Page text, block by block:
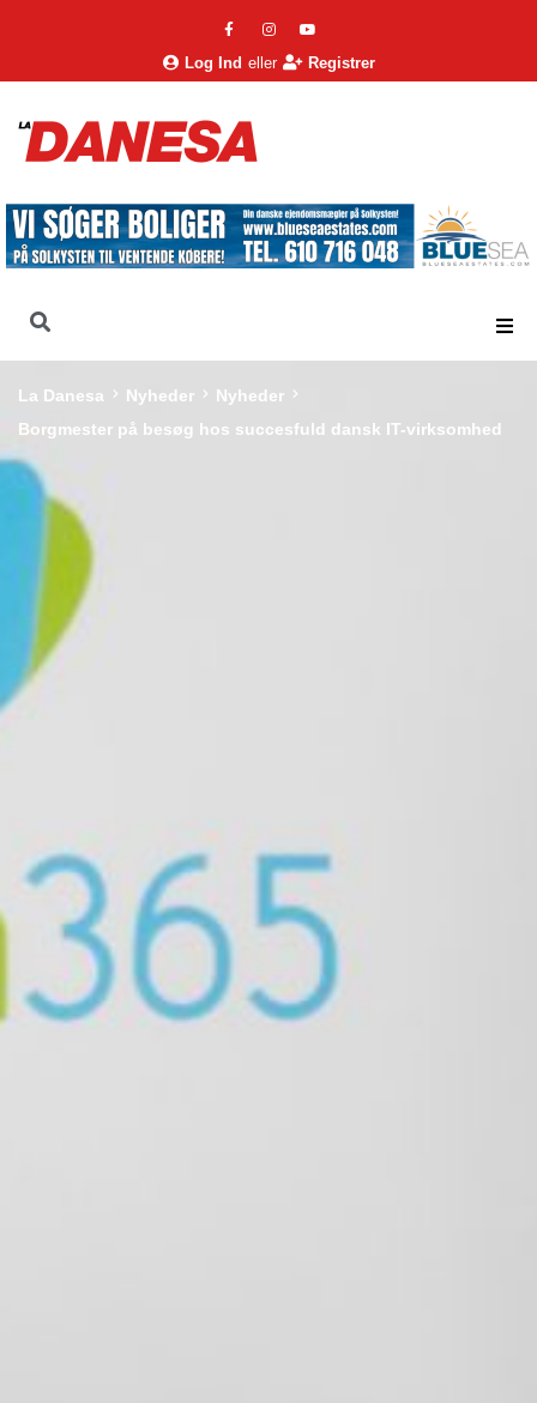
Log Ind eller Registrer
La Danesa Nyheder
Nyheder
Borgmester på besøg hos succesfuld dansk IT-virksomhed